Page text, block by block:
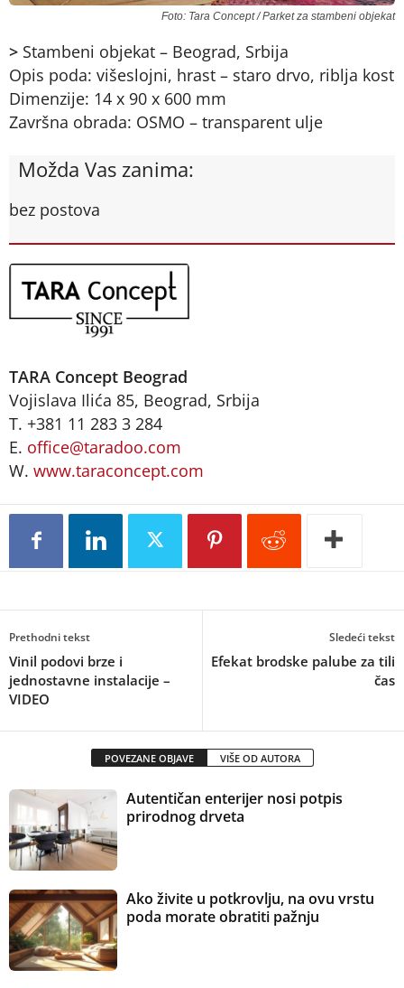
Foto: Tara Concept / Parket za stambeni objekat
> Stambeni objekat – Beograd, Srbija
Opis poda: višeslojni, hrast – staro drvo, riblja kost
Dimenzije: 14 x 90 x 600 mm
Završna obrada: OSMO – transparent ulje
Možda Vas zanima:
bez postova
TARA Concept Beograd
Vojislava Ilića 85, Beograd, Srbija
T. +381 11 283 3 284
E. office@taradoo.com
W. www.taraconcept.com
Prethodni tekst
Vinil podovi brze i
jednostavne instalacije –
VIDEO
Sledeći tekst
Efekat brodske palube za tili
čas
POVEZANE OBJAVE VIŠE OD AUTORA
Autentičan enterijer nosi potpis
prirodnog drveta
Ako živite u potkrovlju, na ovu vrstu
poda morate obratiti pažnju